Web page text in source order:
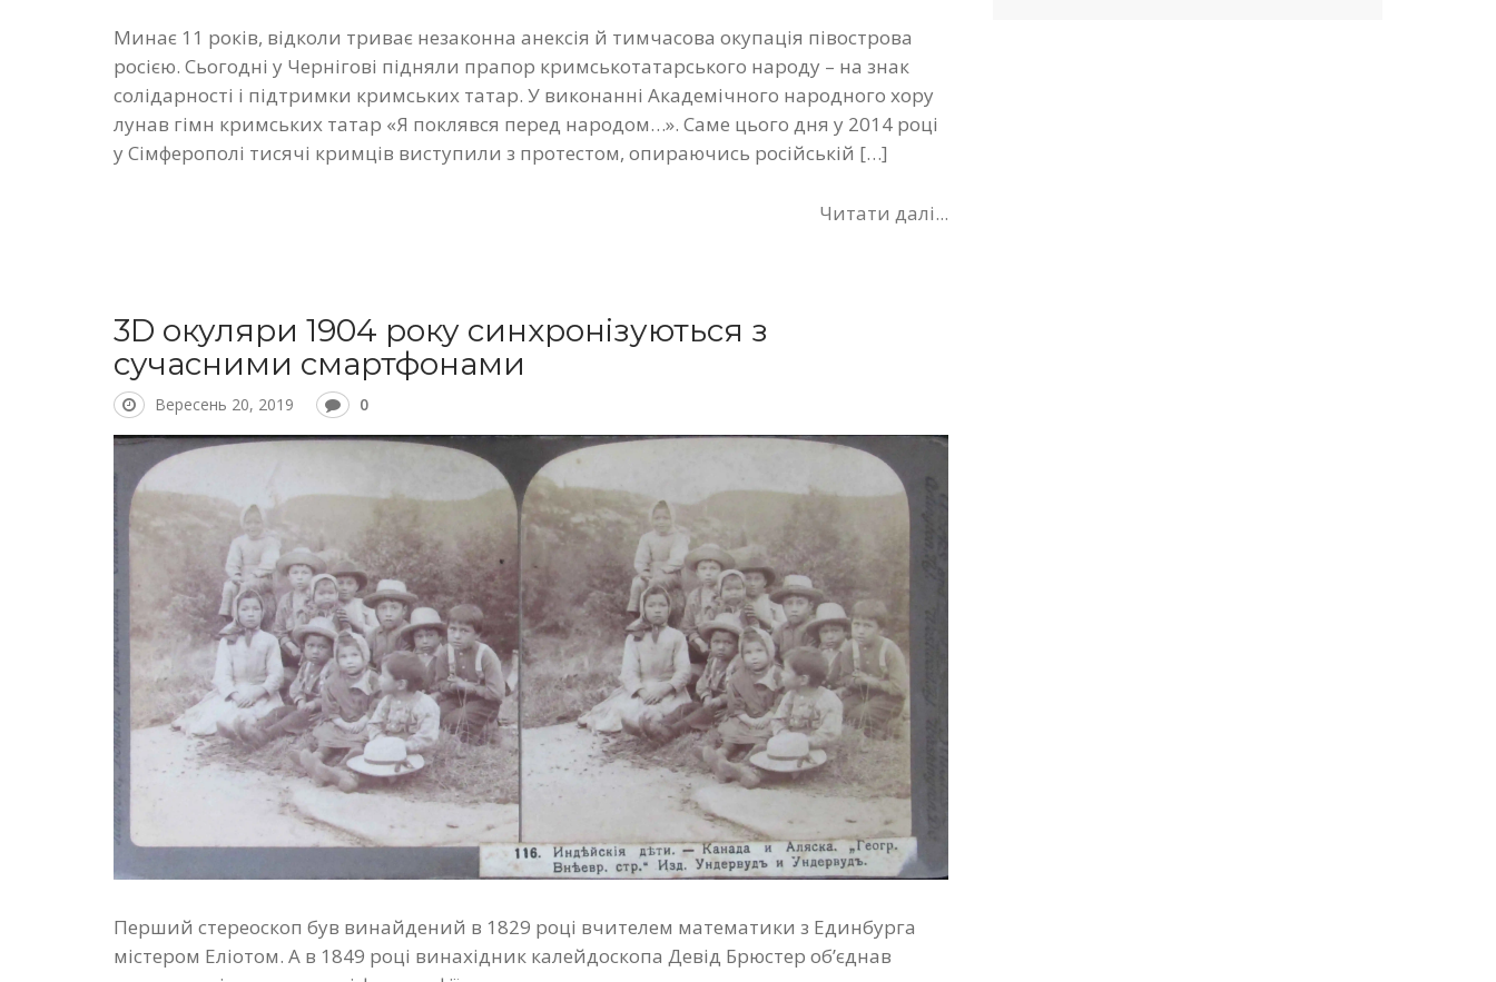
Минає 11 років, відколи триває незаконна анексія й тимчасова окупація півострова
росією. Сьогодні у Чернігові підняли прапор кримськотатарського народу – на знак
солідарності і підтримки кримських татар. У виконанні Академічного народного хору
лунав гімн кримських татар «Я поклявся перед народом…». Саме цього дня у 2014 році
у Сімферополі тисячі кримців виступили з протестом, опираючись російській […]
Читати далі...
3D окуляри 1904 року синхронізуються з
сучасними смартфонами
Вересень 20, 2019 0
Перший стереоскоп був винайдений в 1829 році вчителем математики з Единбурга
містером Еліотом. А в 1849 році винахідник калейдоскопа Девід Брюстер об’єднав